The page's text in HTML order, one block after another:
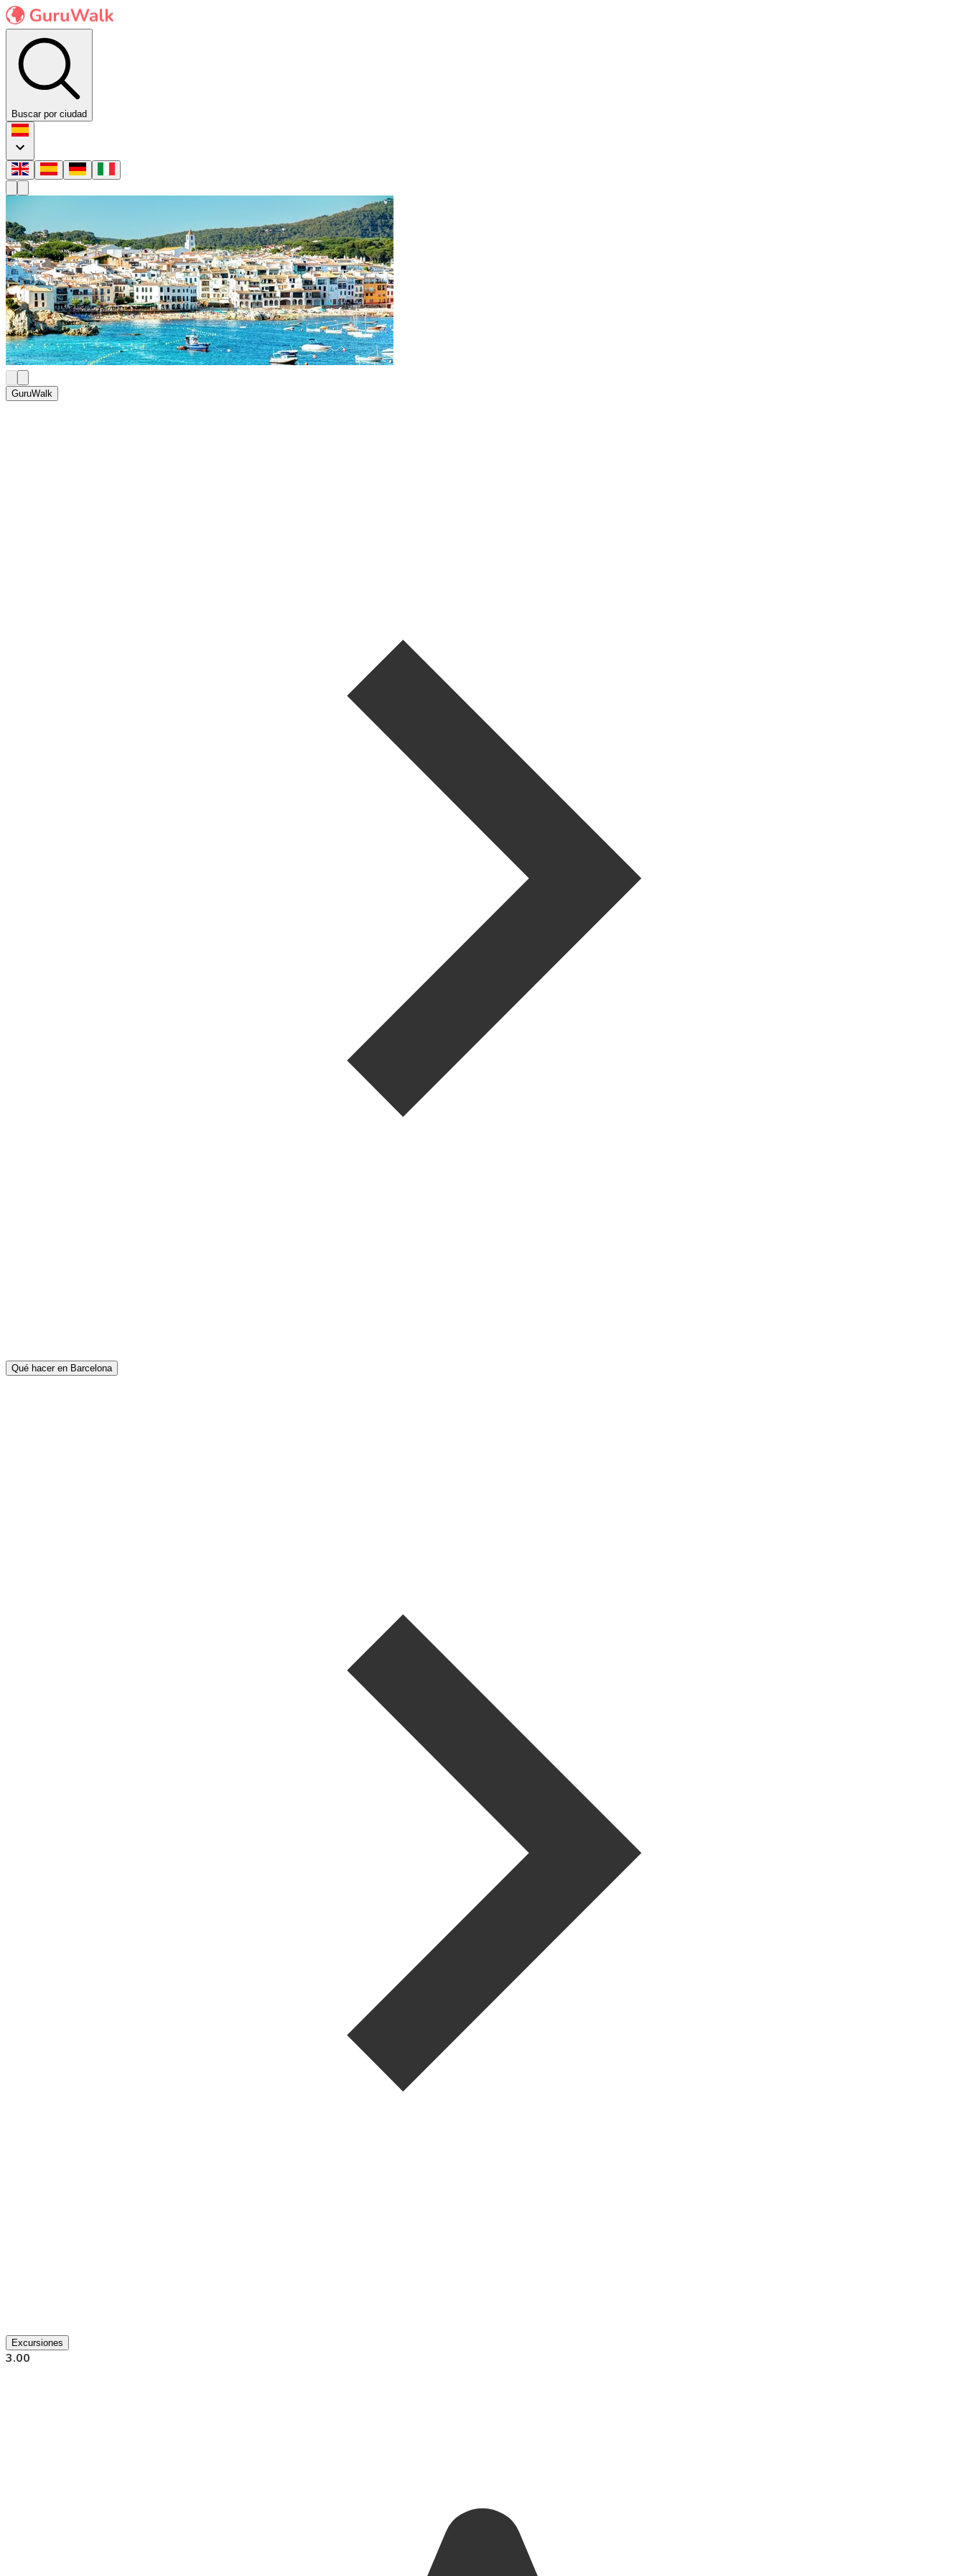
Buscar por ciudad
GuruWalk
Qué hacer en Barcelona
Excursiones
3.00